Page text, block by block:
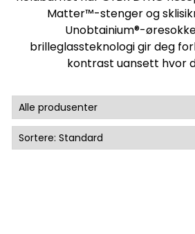
Matter™-stenger og
Unobtainium®-
brilleglassteknologi gir deg
kontrast uansett hvor